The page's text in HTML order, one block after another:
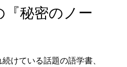
『秘密のノー
けている話題の語学書、